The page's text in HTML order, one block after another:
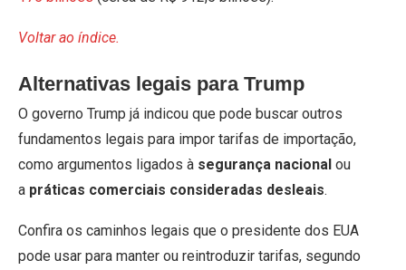
Voltar ao índice.
Alternativas legais para Trump
O governo Trump já indicou que pode buscar outros
fundamentos legais para impor tarifas de importação,
como argumentos ligados à segurança nacional ou
a práticas comerciais consideradas desleais.
Confira os caminhos legais que o presidente dos EUA
pode usar para manter ou reintroduzir tarifas, segundo